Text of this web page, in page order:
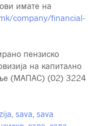
имате на
company/financial-
пензиско
на капитално
(МАПАС) (02) 3224
, sava, sava